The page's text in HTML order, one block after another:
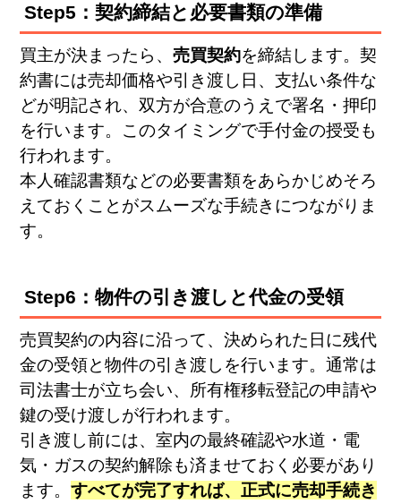
Step5：契約締結と必要書類の準備
買主が決まったら、売買契約を締結します。契
約書には売却価格や引き渡し日、支払い条件な
どが明記され、双方が合意のうえで署名・押印
を行います。このタイミングで手付金の授受も
行われます。
本人確認書類などの必要書類をあらかじめそろ
えておくことがスムーズな手続きにつながりま
す。
Step6：物件の引き渡しと代金の受領
売買契約の内容に沿って、決められた日に残代
金の受領と物件の引き渡しを行います。通常は
司法書士が立ち会い、所有権移転登記の申請や
鍵の受け渡しが行われます。
引き渡し前には、室内の最終確認や水道・電
気・ガスの契約解除も済ませておく必要があり
ます。すべてが完了すれば、正式に売却手続き